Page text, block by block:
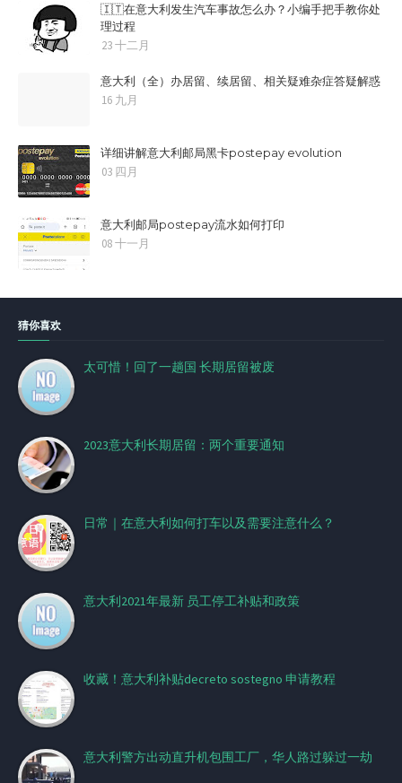
🇮🇹在意大利发生汽车事故怎么办？小编手把手教你处
理过程
23 十二月
意大利（全）办居留、续居留、相关疑难杂症答疑解惑
16 九月
详细讲解意大利邮局黑卡postepay evolution
03 四月
意大利邮局postepay流水如何打印
08 十一月
猜你喜欢
太可惜！回了一趟国 长期居留被废
2023意大利长期居留：两个重要通知
日常｜在意大利如何打车以及需要注意什么？
意大利2021年最新 员工停工补贴和政策
收藏！意大利补贴decreto sostegno 申请教程
意大利警方出动直升机包围工厂，华人路过躲过一劫